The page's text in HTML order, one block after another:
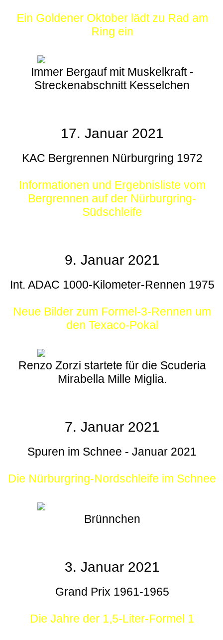
Ein Goldener Oktober lädt zu Rad am
Ring ein
Immer Bergauf mit Muskelkraft -
Streckenabschnitt Kesselchen
17. Januar 2021
KAC Bergrennen Nürburgring 1972
Informationen und Ergebnisliste vom
Bergrennen auf der Nürburgring-
Südschleife
9. Januar 2021
Int. ADAC 1000-Kilometer-Rennen 1975
Neue Bilder zum Formel-3-Rennen um
den Texaco-Pokal
Renzo Zorzi startete für die Scuderia
Mirabella Mille Miglia.
7. Januar 2021
Spuren im Schnee - Januar 2021
Die Nürburgring-Nordschleife im Schnee
Brünnchen
3. Januar 2021
Grand Prix 1961-1965
Die Jahre der 1,5-Liter-Formel 1